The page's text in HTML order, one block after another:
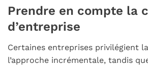
Prendre en compte la
d’entreprise
Certaines entreprises privilégient
l’approche incrémentale, tandis